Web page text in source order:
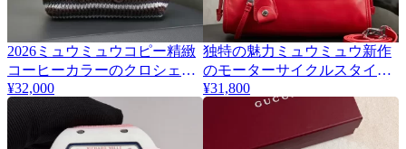
2
2026ミュウミュウコピー精緻
コーヒーカラーのクロシェ編
みランチバッグ 5NE841
¥32,000
5
独特の魅力ミュウミュウ新作
のモーターサイクルスタイル
ハンドバッグ 5BA332
¥31,800